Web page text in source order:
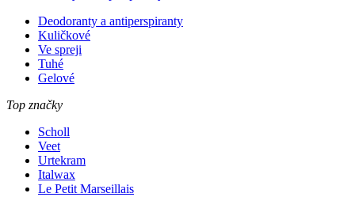
Deodoranty a antiperspiranty
Kuličkové
Ve spreji
Tuhé
Gelové
Top značky
Scholl
Veet
Urtekram
Italwax
Le Petit Marseillais